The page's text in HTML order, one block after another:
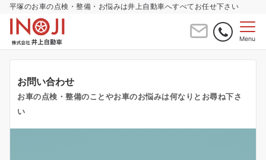
平塚のお車の点検・整備・お悩みは井上自動車へすべてお任せ下さい
Menu
お問い合わせ
お車の点検・整備のことやお車のお悩みは何なりとお尋ね下さ
い